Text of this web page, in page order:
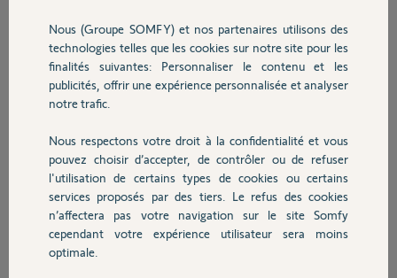
Sécurité
Domotique
Chauffage
Autres produits
Jean-Luc G.
il y a environ 5 ans
Participer au fil de discussion
Réponses
Bonjour,
12v max 800ma.
Nous (Groupe SOMFY) et nos partenaires utilisons des
technologies telles que les cookies sur notre site pour les
finalités suivantes: Personnaliser le contenu et les
publicités, offrir une expérience personnalisée et analyser
notre trafic.
Nous respectons votre droit à la confidentialité et vous
pouvez choisir d’accepter, de contrôler ou de refuser
l'utilisation de certains types de cookies ou certains
services proposés par des tiers. Le refus des cookies
n’affectera pas votre navigation sur le site Somfy
cependant votre expérience utilisateur sera moins
optimale.